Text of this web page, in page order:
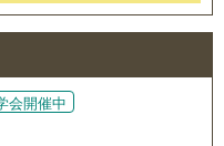
会開催中